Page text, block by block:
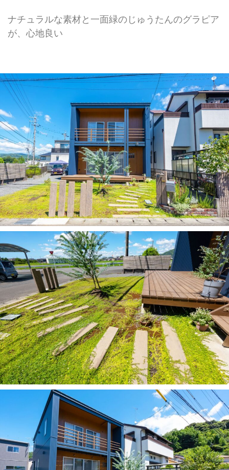
ナチュラルな素材と一面緑のじゅうたんのグラピア
が、心地良い